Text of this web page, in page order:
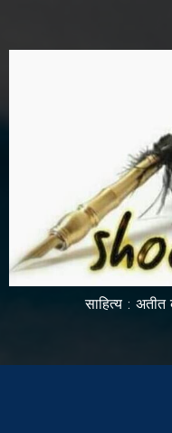
साहित्य : अतीत